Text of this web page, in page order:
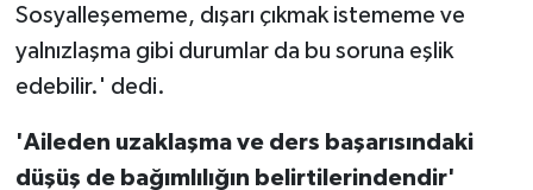
Sosyalleşememe, dışarı çıkmak istememe ve
yalnızlaşma gibi durumlar da bu soruna eşlik
edebilir.' dedi.
'Aileden uzaklaşma ve ders başarısındaki
düşüş de bağımlılığın belirtilerindendir'